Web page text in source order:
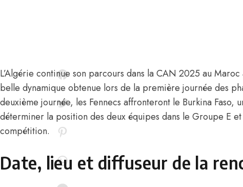
L’Algérie continue son parcours dans la CAN 2025 au Maroc
belle dynamique obtenue lors de la première journée des
deuxième journée, les Fennecs affronteront le Burkina Faso,
déterminer la position des deux équipes dans le Groupe E
compétition.
Date, lieu et diffuseur de la